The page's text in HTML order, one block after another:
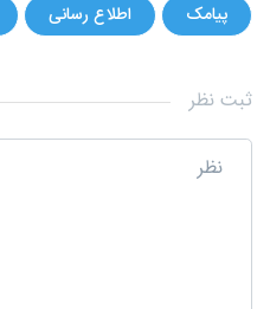
پیامک
اطلاع رسانی
ثبت نظر